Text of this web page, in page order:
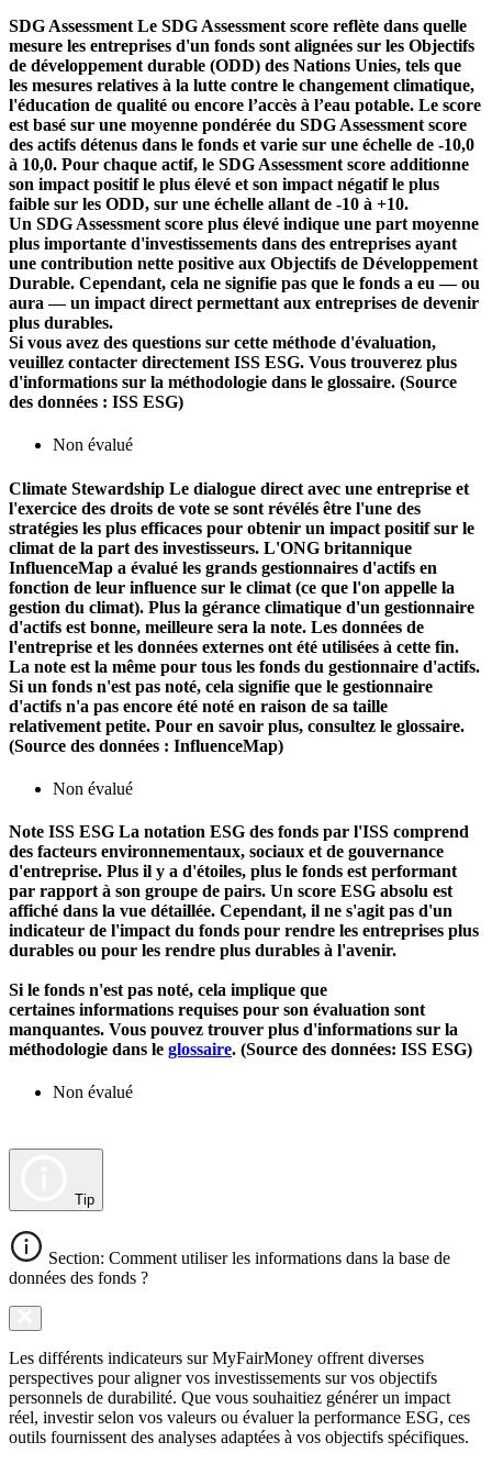
SDG Assessment Le SDG Assessment score reflète dans quelle
mesure les entreprises d'un fonds sont alignées sur les Objectifs
de développement durable (ODD) des Nations Unies, tels que
les mesures relatives à la lutte contre le changement climatique,
l'éducation de qualité ou encore l’accès à l’eau potable. Le score
est basé sur une moyenne pondérée du SDG Assessment score
des actifs détenus dans le fonds et varie sur une échelle de -10,0
à 10,0. Pour chaque actif, le SDG Assessment score additionne
son impact positif le plus élevé et son impact négatif le plus
faible sur les ODD, sur une échelle allant de -10 à +10.
Un SDG Assessment score plus élevé indique une part moyenne
plus importante d'investissements dans des entreprises ayant
une contribution nette positive aux Objectifs de Développement
Durable. Cependant, cela ne signifie pas que le fonds a eu — ou
aura — un impact direct permettant aux entreprises de devenir
plus durables.
Si vous avez des questions sur cette méthode d'évaluation,
veuillez contacter directement ISS ESG. Vous trouverez plus
d'informations sur la méthodologie dans le glossaire. (Source
des données : ISS ESG)
Non évalué
Climate Stewardship Le dialogue direct avec une entreprise et
l'exercice des droits de vote se sont révélés être l'une des
stratégies les plus efficaces pour obtenir un impact positif sur le
climat de la part des investisseurs. L'ONG britannique
InfluenceMap a évalué les grands gestionnaires d'actifs en
fonction de leur influence sur le climat (ce que l'on appelle la
gestion du climat). Plus la gérance climatique d'un gestionnaire
d'actifs est bonne, meilleure sera la note. Les données de
l'entreprise et les données externes ont été utilisées à cette fin.
La note est la même pour tous les fonds du gestionnaire d'actifs.
Si un fonds n'est pas noté, cela signifie que le gestionnaire
d'actifs n'a pas encore été noté en raison de sa taille
relativement petite. Pour en savoir plus, consultez le glossaire.
(Source des données : InfluenceMap)
Non évalué
Note ISS ESG La notation ESG des fonds par l'ISS comprend
des facteurs environnementaux, sociaux et de gouvernance
d'entreprise. Plus il y a d'étoiles, plus le fonds est performant
par rapport à son groupe de pairs. Un score ESG absolu est
affiché dans la vue détaillée. Cependant, il ne s'agit pas d'un
indicateur de l'impact du fonds pour rendre les entreprises plus
durables ou pour les rendre plus durables à l'avenir.
Si le fonds n'est pas noté, cela implique que
certaines informations requises pour son évaluation sont
manquantes. Vous pouvez trouver plus d'informations sur la
méthodologie dans le glossaire. (Source des données: ISS ESG)
Non évalué
Tip
Section: Comment utiliser les informations dans la base de
données des fonds ?
Les différents indicateurs sur MyFairMoney offrent diverses
perspectives pour aligner vos investissements sur vos objectifs
personnels de durabilité. Que vous souhaitiez générer un impact
réel, investir selon vos valeurs ou évaluer la performance ESG, ces
outils fournissent des analyses adaptées à vos objectifs spécifiques.